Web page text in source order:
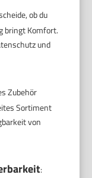
ob du
bringt Komfort.
und
Zubehör
Sortiment
von
: